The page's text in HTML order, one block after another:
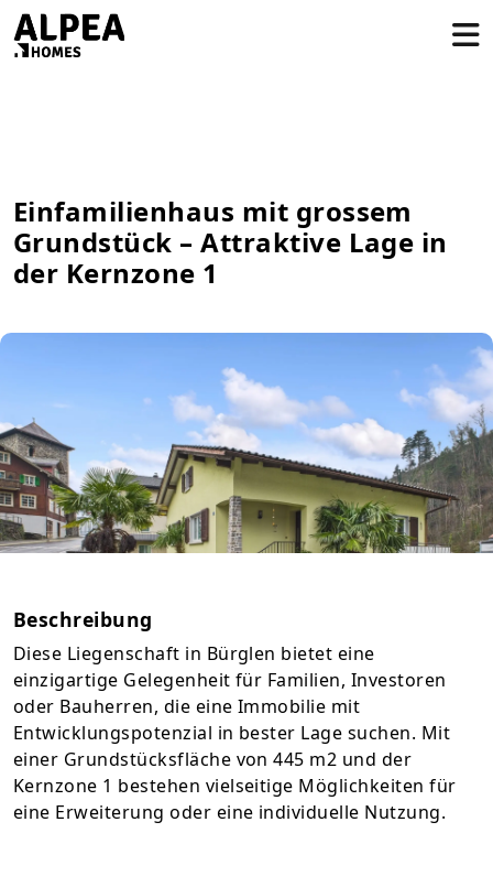
Einfamilienhaus mit grossem
Grundstück – Attraktive Lage in
der Kernzone 1
Beschreibung
Diese Liegenschaft in Bürglen bietet eine
einzigartige Gelegenheit für Familien, Investoren
oder Bauherren, die eine Immobilie mit
Entwicklungspotenzial in bester Lage suchen. Mit
einer Grundstücksfläche von 445 m2 und der
Kernzone 1 bestehen vielseitige Möglichkeiten für
eine Erweiterung oder eine individuelle Nutzung.